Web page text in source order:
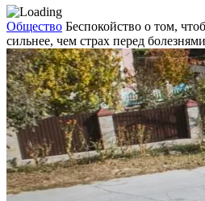
Общество Беспокойство о том,
сильнее, чем страх перед болезнями